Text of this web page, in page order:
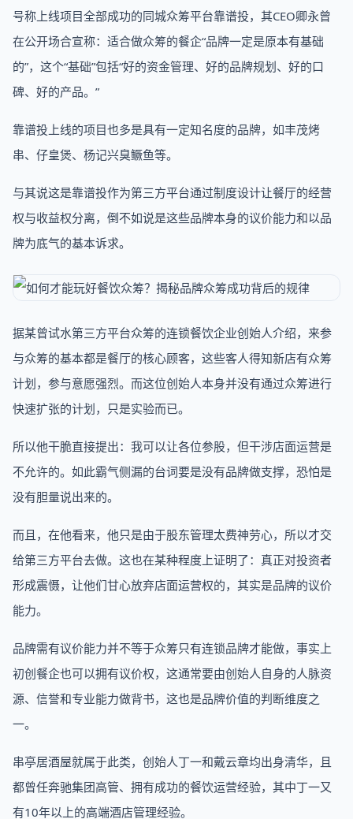
号称上线项目全部成功的同城众筹平台靠谱投，其CEO卿永曾
在公开场合宣称：适合做众筹的餐企“品牌一定是原本有基础
的”，这个“基础”包括“好的资金管理、好的品牌规划、好的口
碑、好的产品。”
靠谱投上线的项目也多是具有一定知名度的品牌，如丰茂烤
串、仔皇煲、杨记兴臭鳜鱼等。
与其说这是靠谱投作为第三方平台通过制度设计让餐厅的经营
权与收益权分离，倒不如说是这些品牌本身的议价能力和以品
牌为底气的基本诉求。
据某曾试水第三方平台众筹的连锁餐饮企业创始人介绍，来参
与众筹的基本都是餐厅的核心顾客，这些客人得知新店有众筹
计划，参与意愿强烈。而这位创始人本身并没有通过众筹进行
快速扩张的计划，只是实验而已。
所以他干脆直接提出：我可以让各位参股，但干涉店面运营是
不允许的。如此霸气侧漏的台词要是没有品牌做支撑，恐怕是
没有胆量说出来的。
而且，在他看来，他只是由于股东管理太费神劳心，所以才交
给第三方平台去做。这也在某种程度上证明了：真正对投资者
形成震慑，让他们甘心放弃店面运营权的，其实是品牌的议价
能力。
品牌需有议价能力并不等于众筹只有连锁品牌才能做，事实上
初创餐企也可以拥有议价权，这通常要由创始人自身的人脉资
源、信誉和专业能力做背书，这也是品牌价值的判断维度之
一。
串亭居酒屋就属于此类，创始人丁一和戴云章均出身清华，且
都曾任奔驰集团高管、拥有成功的餐饮运营经验，其中丁一又
有10年以上的高端酒店管理经验。